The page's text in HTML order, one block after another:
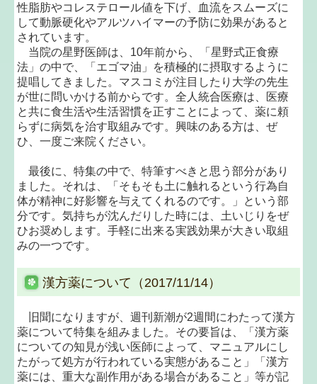
性脂肪やコレステロール値を下げ、血流をスムーズに
して動脈硬化やアルツハイマーの予防に効果があると
されています。
当院の星野医師は、10年前から、「星野式正食療
法」の中で、「エゴマ油」を積極的に摂取するように
提唱してきました。マスコミが注目したり大学の先生
が世に問いかける前からです。全人統合医療は、医療
と共に食生活や生活習慣を正すことによって、薬に頼
らずに病気を治す取組みです。興味のある方は、ぜ
ひ、一度ご来院ください。
最後に、特集の中で、特筆すべきと思う部分があり
ました。それは、「そもそも土に触れるという行為自
体が精神に好影響を与えてくれるのです。」という部
分です。気持ちが沈んだりした時には、土いじりをぜ
ひお奨めします。手軽に出来る実践効果が大きい取組
みの一つです。
漢方薬について（2017/11/14）
旧聞になりますが、週刊新潮が2週間にわたって漢方
薬について特集を組みました。その要旨は、「漢方薬
についての知見が浅い医師によって、マニュアルにし
たがって処方が行われている実態があること」「漢方
薬には、重大な副作用がある場合があること」等が記